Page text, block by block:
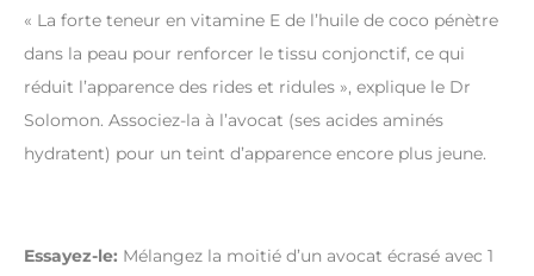
« La forte teneur en vitamine E de l’huile de coco pénètre
dans la peau pour renforcer le tissu conjonctif, ce qui
réduit l’apparence des rides et ridules », explique le Dr
Solomon. Associez-la à l’avocat (ses acides aminés
hydratent) pour un teint d’apparence encore plus jeune.
Essayez-le: Mélangez la moitié d’un avocat écrasé avec 1